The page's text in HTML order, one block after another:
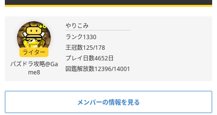
ライター
パズドラ攻略@Ga
me8
やりこみ
ランク1330
王冠数125/178
プレイ日数4652日
図鑑解放数12396/14001
メンバーの情報を見る